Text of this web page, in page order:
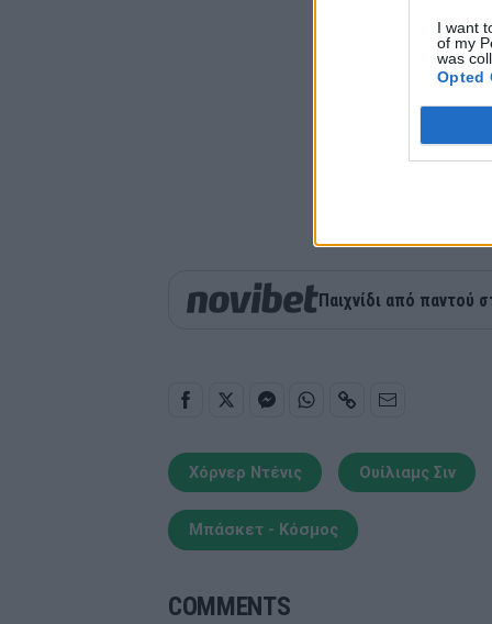
I want
of my
was
Opted
Παιχνίδι από παντού
Χόρνερ Ντένις Ουίλιαμς Σιν
Μπάσκετ - Κόσμος
COMMENTS